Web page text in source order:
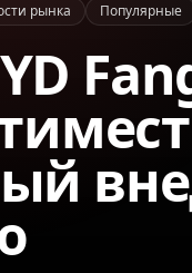
рынка Популярные